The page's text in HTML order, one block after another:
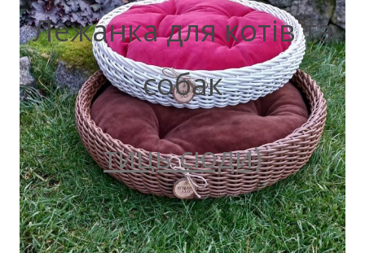
Лежанка для котів та
собак
тиць сюди)